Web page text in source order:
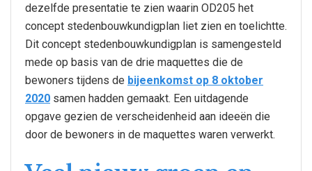
dezelfde presentatie te zien waarin OD205 het
concept stedenbouwkundigplan liet zien en toelichtte.
Dit concept stedenbouwkundigplan is samengesteld
mede op basis van de drie maquettes die de
bewoners tijdens de bijeenkomst op 8 oktober
2020 samen hadden gemaakt. Een uitdagende
opgave gezien de verscheidenheid aan ideeën die
door de bewoners in de maquettes waren verwerkt.